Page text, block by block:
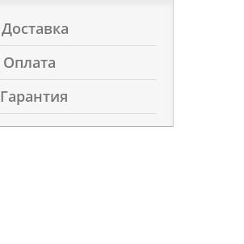
Доставка
Оплата
Гарантия